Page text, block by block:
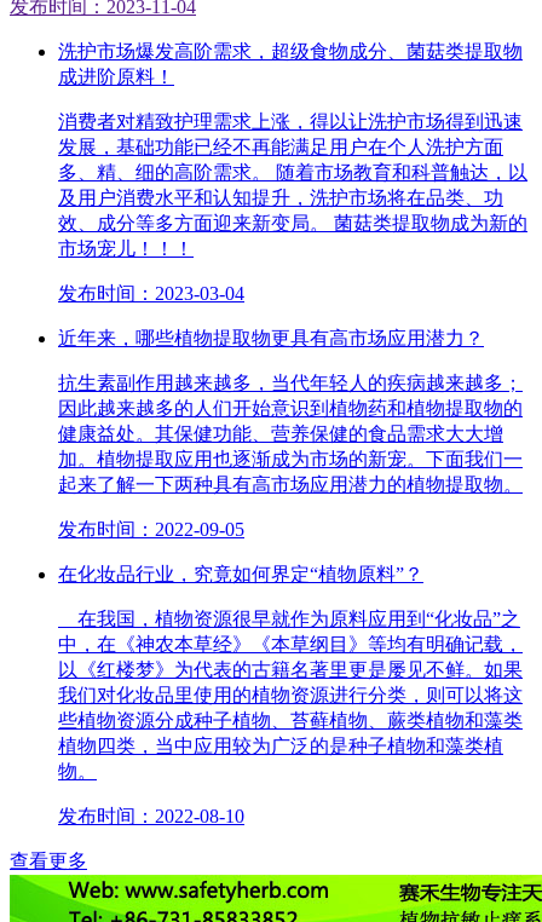
发布时间：2023-11-04
洗护市场爆发高阶需求，超级食物成分、菌菇类提取物
成进阶原料！
消费者对精致护理需求上涨，得以让洗护市场得到迅速
发展，基础功能已经不再能满足用户在个人洗护方面
多、精、细的高阶需求。 随着市场教育和科普触达，以
及用户消费水平和认知提升，洗护市场将在品类、功
效、成分等多方面迎来新变局。 菌菇类提取物成为新的
市场宠儿！！！
发布时间：2023-03-04
近年来，哪些植物提取物更具有高市场应用潜力？
抗生素副作用越来越多，当代年轻人的疾病越来越多；
因此越来越多的人们开始意识到植物药和植物提取物的
健康益处。其保健功能、营养保健的食品需求大大增
加。植物提取应用也逐渐成为市场的新宠。下面我们一
起来了解一下两种具有高市场应用潜力的植物提取物。
发布时间：2022-09-05
在化妆品行业，究竟如何界定“植物原料”？
在我国，植物资源很早就作为原料应用到“化妆品”之
中，在《神农本草经》《本草纲目》等均有明确记载，
以《红楼梦》为代表的古籍名著里更是屡见不鲜。如果
我们对化妆品里使用的植物资源进行分类，则可以将这
些植物资源分成种子植物、苔藓植物、蕨类植物和藻类
植物四类，当中应用较为广泛的是种子植物和藻类植
物。
发布时间：2022-08-10
查看更多